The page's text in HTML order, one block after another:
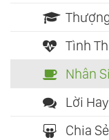
Tình
Nhân
Lời
Chia